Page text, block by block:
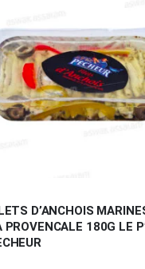
D’ANCHOIS
PROVENCALE 180G LE